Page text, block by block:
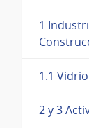
1
1.1 Vidrio
2 y 3